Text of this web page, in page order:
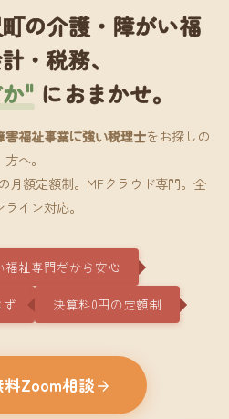
の介護・障がい福
・税務、
" におまかせ。
害福祉事業に強い税理士をお探しの
方へ。
月額定額制。MFクラウド専門。全
イン対応。
福祉専門だから安心
決算料0円の定額制
料Zoom相談